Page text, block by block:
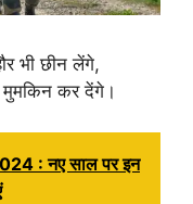
भी छीन लेंगे,
मुमकिन कर देंगे।
: नए साल पर इन